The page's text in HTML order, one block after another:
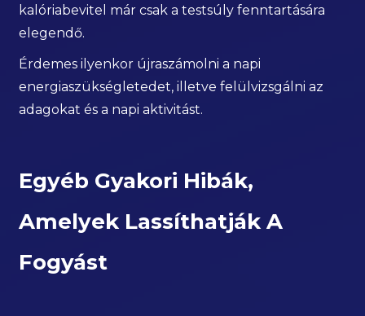
kalóriabevitel már csak a testsúly fenntartására
elegendő.
Érdemes ilyenkor újraszámolni a napi
energiaszükségletedet, illetve felülvizsgálni az
adagokat és a napi aktivitást.
Egyéb Gyakori Hibák,
Amelyek Lassíthatják A
Fogyást